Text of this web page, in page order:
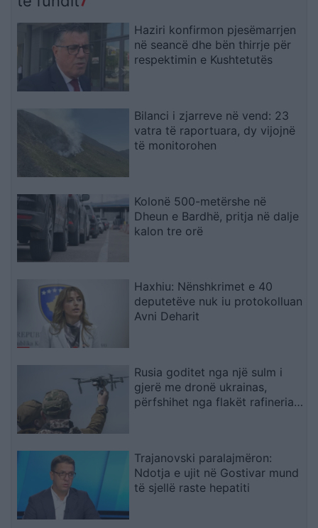
sistemin e emigracionit
Haziri konfirmon pjesëmarrjen
në seancë dhe bën thirrje për
respektimin e Kushtetutës
Bilanci i zjarreve në vend: 23
vatra të raportuara, dy vijojnë
të monitorohen
Kolonë 500-metërshe në
Dheun e Bardhë, pritja në dalje
kalon tre orë
Haxhiu: Nënshkrimet e 40
deputetëve nuk iu protokolluan
Avni Deharit
Rusia goditet nga një sulm i
gjerë me dronë ukrainas,
përfshihet nga flakët rafineria
Trajanovski paralajmëron:
Ndotja e ujit në Gostivar mund
të sjellë raste hepatiti